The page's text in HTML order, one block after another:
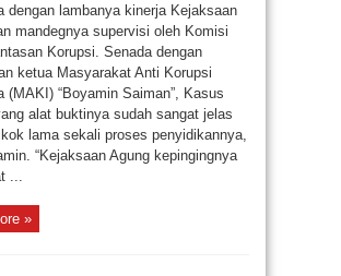
dengan lambanya kinerja Kejaksaan
mandegnya supervisi oleh Komisi
Korupsi. Senada dengan
ketua Masyarakat Anti Korupsi
(MAKI) “Boyamin Saiman”, Kasus
alat buktinya sudah sangat jelas
lama sekali proses penyidikannya,
“Kejaksaan Agung kepingingnya
...
»